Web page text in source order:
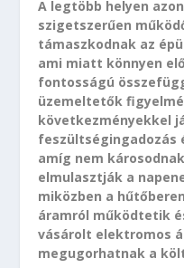
A legtöbb helyen
szigetszerűen
támaszkodnak az
ami miatt könnyen
fontosságú
üzemeltetők
következményekkel
feszültségingadozás
amíg nem
elmulasztják a
miközben a
áramról működtetik
vásárolt elektromos
megugorhatnak a